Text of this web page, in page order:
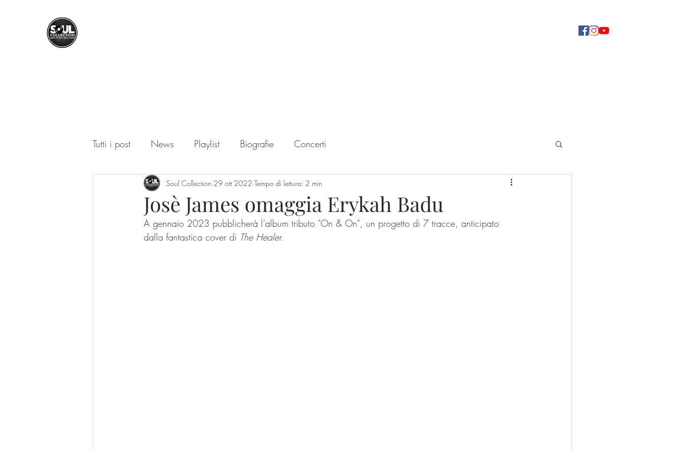
Tutti i post News Playlist Biografie Concerti
Josè James omaggia Erykah Badu
Soul Collection 29 ott 2022 Tempo di lettura: 2 min
A gennaio 2023 pubblicherà l’album tributo "On & On", un progetto di 7 tracce, anticipato
dalla fantastica cover di The Healer.